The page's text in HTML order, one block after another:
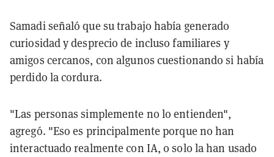
Samadi señaló que su trabajo había generado
curiosidad y desprecio de incluso familiares y
amigos cercanos, con algunos cuestionando si había
perdido la cordura.
"Las personas simplemente no lo entienden",
agregó. "Eso es principalmente porque no han
interactuado realmente con IA, o solo la han usado